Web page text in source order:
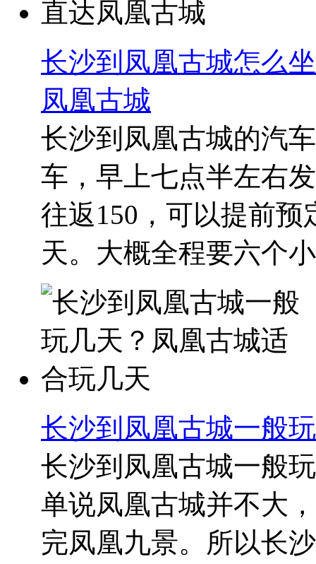
长沙到凤凰古城怎么
凤凰古城
长沙到凤凰古城的汽
车，早上七点半左右
往返150，可以提前
天。大概全程要六个
长沙到凤凰古城一般
长沙到凤凰古城一般
单说凤凰古城并不大
完凤凰九景。所以长